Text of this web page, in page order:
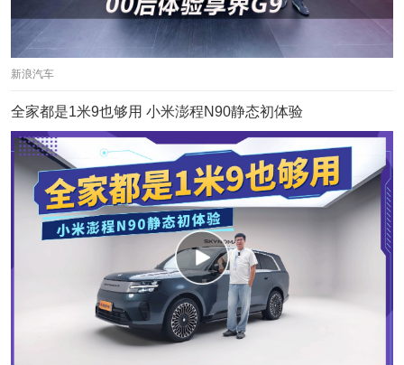
新浪汽车
全家都是1米9也够用 小米澎程N90静态初体验